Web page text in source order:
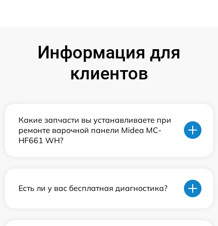
Информация для
клиентов
Какие запчасти вы устанавливаете при
ремонте варочной панели Midea MC-
HF661 WH?
Есть ли у вас бесплатная диагностика?